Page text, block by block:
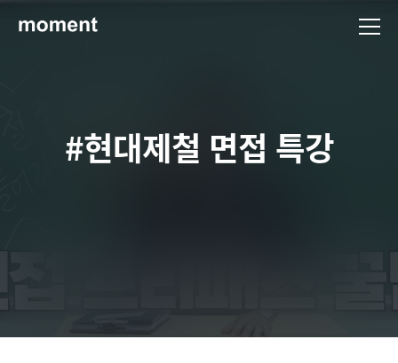
#현대제철 면접 특강